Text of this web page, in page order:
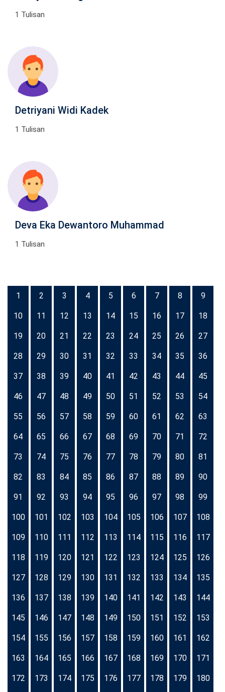
1 Tulisan
Detriyani Widi Kadek
1 Tulisan
Deva Eka Dewantoro Muhammad
1 Tulisan
1 2 3 4 5 6 7 8 9
10 11 12 13 14 15 16 17 18
19 20 21 22 23 24 25 26 27
28 29 30 31 32 33 34 35 36
37 38 39 40 41 42 43 44 45
46 47 48 49 50 51 52 53 54
55 56 57 58 59 60 61 62 63
64 65 66 67 68 69 70 71 72
73 74 75 76 77 78 79 80 81
82 83 84 85 86 87 88 89 90
91 92 93 94 95 96 97 98 99
100 101 102 103 104 105 106 107 108
109 110 111 112 113 114 115 116 117
118 119 120 121 122 123 124 125 126
127 128 129 130 131 132 133 134 135
136 137 138 139 140 141 142 143 144
145 146 147 148 149 150 151 152 153
154 155 156 157 158 159 160 161 162
163 164 165 166 167 168 169 170 171
172 173 174 175 176 177 178 179 180